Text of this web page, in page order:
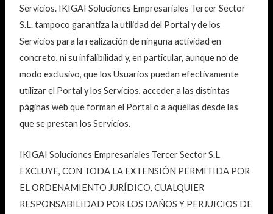
Servicios. IKIGAI Soluciones Empresariales Tercer Sector
S.L. tampoco garantiza la utilidad del Portal y de los
Servicios para la realización de ninguna actividad en
concreto, ni su infalibilidad y, en particular, aunque no de
modo exclusivo, que los Usuarios puedan efectivamente
utilizar el Portal y los Servicios, acceder a las distintas
páginas web que forman el Portal o a aquéllas desde las
que se prestan los Servicios.
IKIGAI Soluciones Empresariales Tercer Sector S.L
EXCLUYE, CON TODA LA EXTENSIÓN PERMITIDA POR
EL ORDENAMIENTO JURÍDICO, CUALQUIER
RESPONSABILIDAD POR LOS DAÑOS Y PERJUICIOS DE